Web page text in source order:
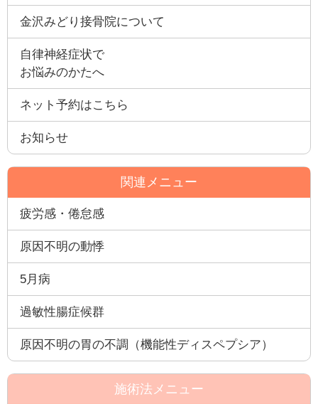
金沢みどり接骨院について
自律神経症状で
お悩みのかたへ
ネット予約はこちら
お知らせ
関連メニュー
疲労感・倦怠感
原因不明の動悸
5月病
過敏性腸症候群
原因不明の胃の不調（機能性ディスペプシア）
施術法メニュー